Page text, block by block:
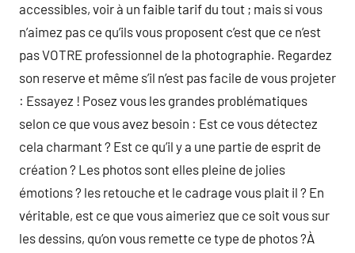
accessibles, voir à un faible tarif du tout ; mais si vous
n’aimez pas ce qu’ils vous proposent c’est que ce n’est
pas VOTRE professionnel de la photographie. Regardez
son reserve et même s’il n’est pas facile de vous projeter
: Essayez ! Posez vous les grandes problématiques
selon ce que vous avez besoin : Est ce vous détectez
cela charmant ? Est ce qu’il y a une partie de esprit de
création ? Les photos sont elles pleine de jolies
émotions ? les retouche et le cadrage vous plait il ? En
véritable, est ce que vous aimeriez que ce soit vous sur
les dessins, qu’on vous remette ce type de photos ?À